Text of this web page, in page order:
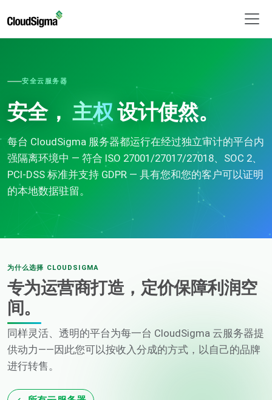
安全云服务器
安全，主权设计使然。
每台 CloudSigma 服务器都运行在经过独立审计的平台内
强隔离环境中 — 符合 ISO 27001/27017/27018、SOC 2、
PCI-DSS 标准并支持 GDPR — 具有您和您的客户可以证明
的本地数据驻留。
为什么选择 CLOUDSIGMA
专为运营商打造，定价保障利润空
间。
同样灵活、透明的平台为每一台 CloudSigma 云服务器提
供动力——因此您可以按收入分成的方式，以自己的品牌
进行转售。